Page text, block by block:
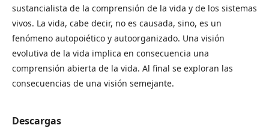
sustancialista de la comprensión de la vida y de los sistemas
vivos. La vida, cabe decir, no es causada, sino, es un
fenómeno autopoiético y autoorganizado. Una visión
evolutiva de la vida implica en consecuencia una
comprensión abierta de la vida. Al final se exploran las
consecuencias de una visión semejante.
Descargas